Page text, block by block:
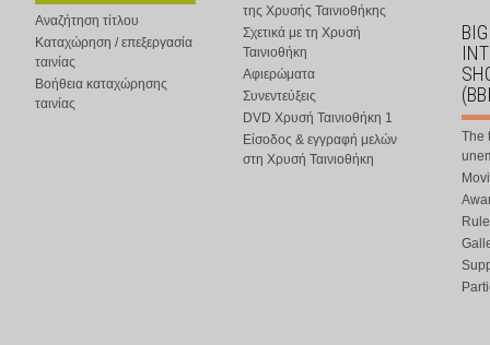
Αναζήτηση τίτλου
Καταχώρηση / επεξεργασία
ταινίας
Βοήθεια καταχώρησης
ταινίας
της Χρυσής Ταινιοθήκης
Σχετικά με τη Χρυσή
Ταινιοθήκη
Αφιερώματα
Συνεντεύξεις
DVD Χρυσή Ταινιοθήκη 1
Είσοδος & εγγραφή μελών
στη Χρυσή Ταινιοθήκη
The